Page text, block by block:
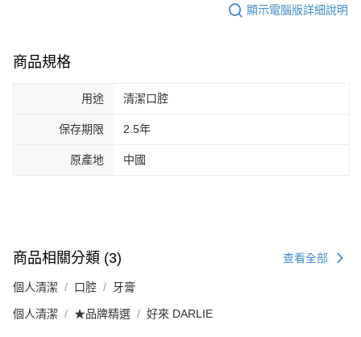
顯示電腦版詳細說明
商品規格
用途 清潔口腔
保存期限 2.5年
原產地 中國
商品相關分類 (3) 查看全部
個人清潔 口腔 牙膏
個人清潔 ★品牌精選 好來 DARLIE